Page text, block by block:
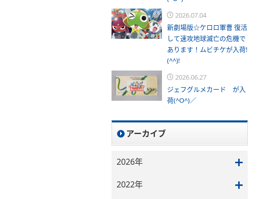
2026.07.04
新劇場版☆ケロロ軍曹 復活
して速攻地球滅亡の危機で
あります！ムビチケが入荷!
(^^)!
2026.06.27
ジェフグルメカード が入
荷(^O^)／
アーカイブ
2026年
2022年